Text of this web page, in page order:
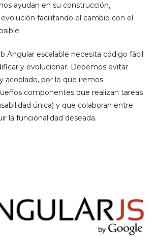
ayudan en su construcción,
facilitando el cambio con el
Angular escalable necesita código fácil
y evolucionar. Debemos evitar
acoplado, por lo que iremos
componentes que realizan tareas
única) y que colaboran entre
la funcionalidad deseada.